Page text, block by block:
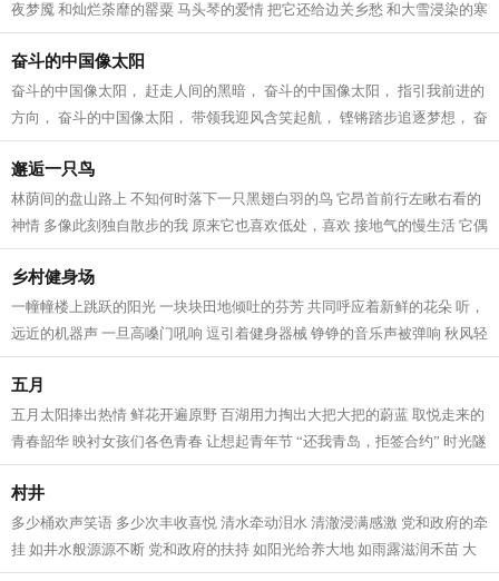
夜梦魇 和灿烂荼靡的罂粟 马头琴的爱情 把它还给边关乡愁 和大雪浸染的寒
衾 火烧云的爱情 把它还给转瞬即...
奋斗的中国像太阳
奋斗的中国像太阳， 赶走人间的黑暗， 奋斗的中国像太阳， 指引我前进的
方向， 奋斗的中国像太阳， 带领我迎风含笑起航， 铿锵踏步追逐梦想， 奋
斗的中国像太阳， 日新月异科技...
邂逅一只鸟
林荫间的盘山路上 不知何时落下一只黑翅白羽的鸟 它昂首前行左瞅右看的
神情 多像此刻独自散步的我 原来它也喜欢低处，喜欢 接地气的慢生活 它偶
尔回头看我 偶尔自言自语啾啾两声...
乡村健身场
一幢幢楼上跳跃的阳光 一块块田地倾吐的芬芳 共同呼应着新鲜的花朵 听，
远近的机器声 一旦高嗓门吼响 逗引着健身器械 铮铮的音乐声被弹响 秋风轻
快，也加入合唱 吹去了田间曾没...
五月
五月太阳捧出热情 鲜花开遍原野 百湖用力掏出大把大把的蔚蓝 取悦走来的
青春韶华 映衬女孩们各色青春 让想起青年节 “还我青岛，拒签合约” 时光隧
道回响着 一场爱国主义学潮 发...
村井
多少桶欢声笑语 多少次丰收喜悦 清水牵动泪水 清澈浸满感激 党和政府的牵
挂 如井水般源源不断 党和政府的扶持 如阳光给养大地 如雨露滋润禾苗 大
爷笑了 大娘笑了 乡亲们笑了 乡村...